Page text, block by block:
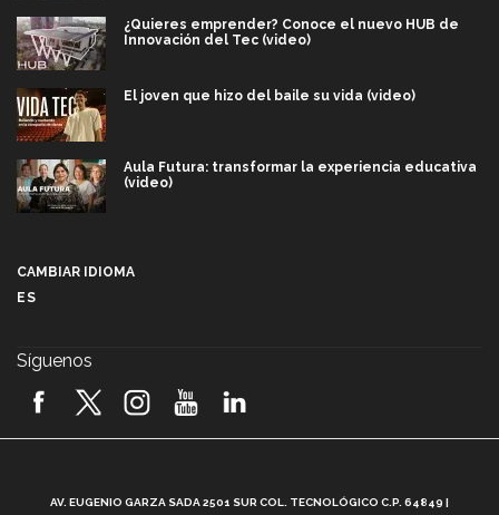
¿Quieres emprender? Conoce el nuevo HUB de
Innovación del Tec (video)
El joven que hizo del baile su vida (video)
Aula Futura: transformar la experiencia educativa
(video)
2026! (video)
CAMBIAR IDIOMA
ES
Síguenos
AV. EUGENIO GARZA SADA 2501 SUR COL. TECNOLÓGICO C.P. 64849 |